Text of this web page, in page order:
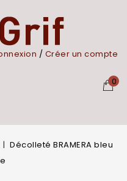
/ Créer un compte
0
Décolleté BRAMERA bleu